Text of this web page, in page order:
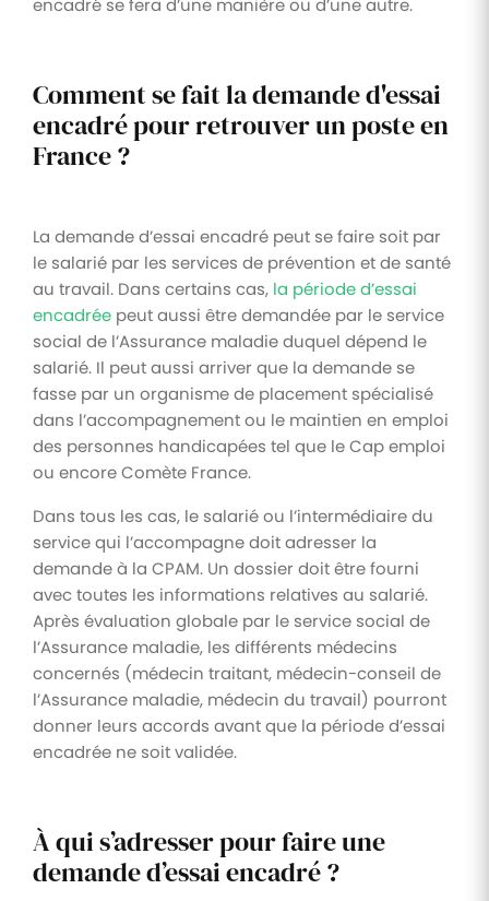
encadré se fera d’une manière ou d’une autre.
Comment se fait la demande d'essai
encadré pour retrouver un poste en
France ?
La demande d’essai encadré peut se faire soit par
le salarié par les services de prévention et de santé
au travail. Dans certains cas, la période d’essai
encadrée peut aussi être demandée par le service
social de l’Assurance maladie duquel dépend le
salarié. Il peut aussi arriver que la demande se
fasse par un organisme de placement spécialisé
dans l’accompagnement ou le maintien en emploi
des personnes handicapées tel que le Cap emploi
ou encore Comète France.
Dans tous les cas, le salarié ou l’intermédiaire du
service qui l’accompagne doit adresser la
demande à la CPAM. Un dossier doit être fourni
avec toutes les informations relatives au salarié.
Après évaluation globale par le service social de
l’Assurance maladie, les différents médecins
concernés (médecin traitant, médecin-conseil de
l’Assurance maladie, médecin du travail) pourront
donner leurs accords avant que la période d’essai
encadrée ne soit validée.
À qui s’adresser pour faire une
demande d’essai encadré ?